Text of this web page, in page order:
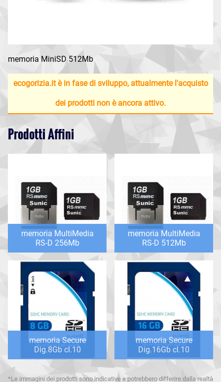
memoria MiniSD 512Mb
ecogorizia.it è in fase di sviluppo, attualmente l'acquisto
dei prodotti non è ancora attivo.
Prodotti Affini
memoria MultiMedia
RS-D 256Mb
memoria MultiMedia
RS-D 512Mb
memoria Secure
Dig.8Gb cl.10
memoria Secure
Dig.16Gb cl.10
*Le immagini dei prodotti sono indicative e potrebbero differire dalla realtà